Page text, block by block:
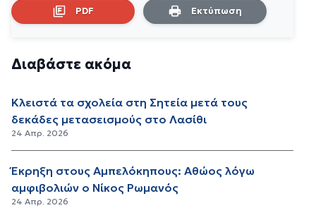
PDF Εκτύπωση
Διαβάστε ακόμα
Κλειστά τα σχολεία στη Σητεία μετά τους
δεκάδες μετασεισμούς στο Λασίθι
24 Απρ. 2026
Έκρηξη στους Αμπελόκηπους: Αθώος λόγω
αμφιβολιών ο Νίκος Ρωμανός
24 Απρ. 2026